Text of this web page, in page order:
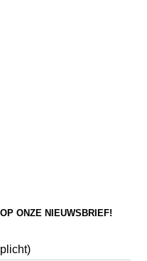
ONZE NIEUWSBRIEF!